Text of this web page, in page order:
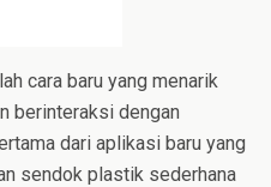
cara baru yang menarik
berinteraksi dengan
dari aplikasi baru yang
sendok plastik sederhana